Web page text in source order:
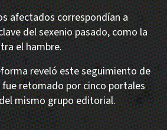
afectados correspondían a
del sexenio pasado, como la
el hambre.
reveló este seguimiento de
retomado por cinco portales
mismo grupo editorial.